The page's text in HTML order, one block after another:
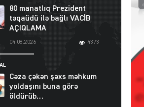
80 manatlıq Prezident
təqaüdü ilə bağlı VACİB
AÇIQLAMA
04.08.2026 4373
Cəza çəkən şəxs məhkum
yoldaşını buna görə
öldürüb…